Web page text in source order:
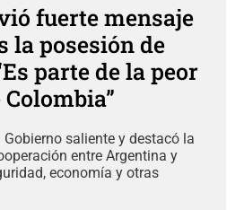
fuerte mensaje
la posesión de
parte de la peor
saliente y destacó la
entre Argentina y
economía y otras